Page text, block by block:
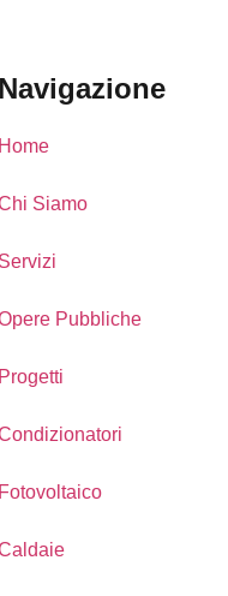
Navigazione
Home
Siamo
Servizi
Pubbliche
Progetti
Fotovoltaico